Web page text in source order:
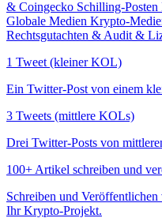
& Coingecko Schilling-Posten
Globale Medien Krypto-
Rechtsgutachten & Audit &
1 Tweet (kleiner KOL)
Ein Twitter-Post von einem
3 Tweets (mittlere KOLs)
Drei Twitter-Posts von
100+ Artikel schreiben und
Schreiben und
Ihr Krypto-Projekt.